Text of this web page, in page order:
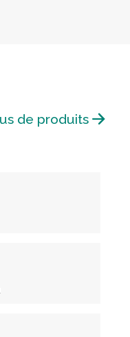
de produits